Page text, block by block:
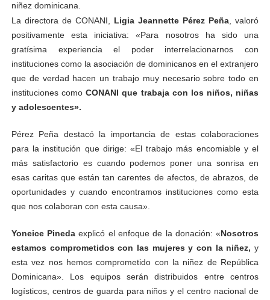
niñez dominicana.
La directora de CONANI, Ligia Jeannette Pérez Peña , valoró
positivamente esta iniciativa: «Para nosotros ha sido una
gratísima experiencia el poder interrelacionarnos con
instituciones como la asociación de dominicanos en el extranjero
que de verdad hacen un trabajo muy necesario sobre todo en
instituciones comoCONANI que trabaja con los niños, niñas
y adolescentes».
Pérez Peña destacó la importancia de estas colaboraciones
para la institución que dirige: «El trabajo más encomiable y el
más satisfactorio es cuando podemos poner una sonrisa en
esas caritas que están tan carentes de afectos, de abrazos, de
oportunidades y cuando encontramos instituciones como esta
que nos colaboran con esta causa».
Yoneice Pineda explicó el enfoque de la donación: «Nosotros
estamos comprometidos con las mujeres y con la niñez, y
esta vez nos hemos comprometido con la niñez de República
Dominicana». Los equipos serán distribuidos entre centros
logísticos, centros de guarda para niños y el centro nacional de